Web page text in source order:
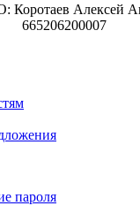
Коротаев Алексей
665206200007
пароля